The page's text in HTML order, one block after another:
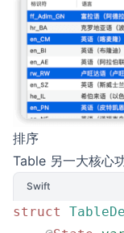
排序
Table 另一大核心
Swift
struct